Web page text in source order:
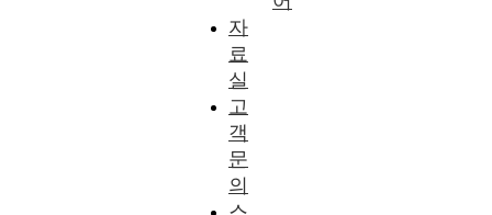
자
료
실
고
객
문
의